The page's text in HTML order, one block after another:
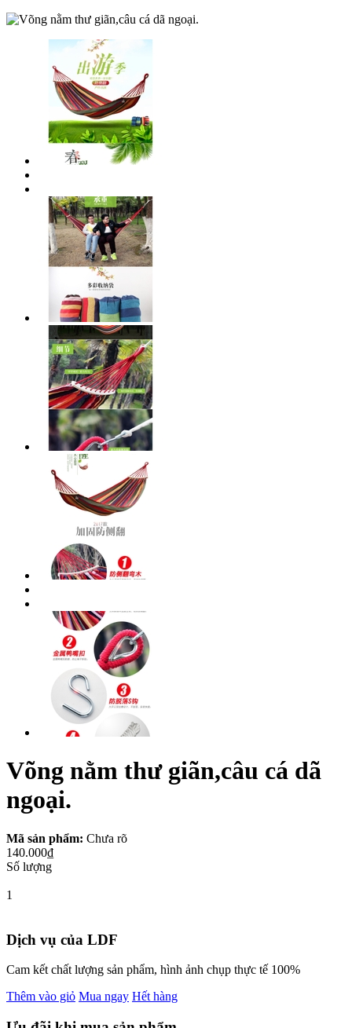
Võng nằm thư giãn,câu cá dã
ngoại.
Mã sản phẩm: Chưa rõ
140.000₫
Số lượng
1
Dịch vụ của LDF
Cam kết chất lượng sản phẩm, hình ảnh chụp thực tế 100%
Thêm vào giỏ Mua ngay Hết hàng